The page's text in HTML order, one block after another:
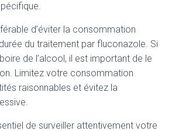
d’éviter la consommation
du traitement par fluconazole. Si
de l’alcool, il est important de le
Limitez votre consommation
raisonnables et évitez la
de surveiller attentivement votre